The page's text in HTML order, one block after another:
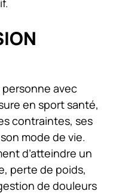
personne avec
en sport santé,
contraintes, ses
mode de vie.
d’atteindre un
perte de poids,
de douleurs